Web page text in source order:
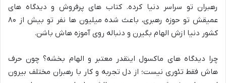
رهبران تو سراسر دنیا کرده. کتاب های پرفروش و دیدگاه های
عمیقش تو حوزه رهبری، باعث شده میلیون ها نفر تو بیش از ۸۰
کشور دنیا ازش الهام بگیرن و دنباله روی آموزه هاش باشن.
چرا دیدگاه های ماکسول اینقدر معتبر و الهام بخشه؟ چون حرف
هاش فقط تئوری نیست؛ از دل تجربه و کار با رهبران مختلف بیرون